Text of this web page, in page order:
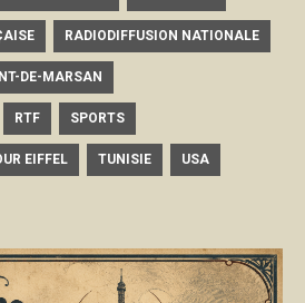
RADIODIFFUSION NATIONALE
DE-MARSAN
RTF SPORTS
EIFFEL TUNISIE USA